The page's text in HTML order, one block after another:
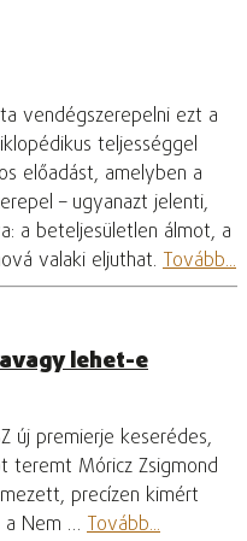
vendégszerepelni ezt a
teljességgel
előadást, amelyben a
– ugyanazt jelenti,
a beteljesületlen álmot, a
valaki eljuthat. Tovább...
lehet-e
új premierje keserédes,
teremt Móricz Zsigmond
precízen kimért
a Nem … Tovább...